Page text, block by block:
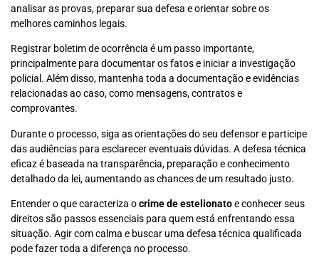
analisar as provas, preparar sua defesa e orientar sobre os
melhores caminhos legais.
Registrar boletim de ocorrência é um passo importante,
principalmente para documentar os fatos e iniciar a investigação
policial. Além disso, mantenha toda a documentação e evidências
relacionadas ao caso, como mensagens, contratos e
comprovantes.
Durante o processo, siga as orientações do seu defensor e participe
das audiências para esclarecer eventuais dúvidas. A defesa técnica
eficaz é baseada na transparência, preparação e conhecimento
detalhado da lei, aumentando as chances de um resultado justo.
Entender o que caracteriza ocrime de estelionatoe conhecer seus
direitos são passos essenciais para quem está enfrentando essa
situação. Agir com calma e buscar uma defesa técnica qualificada
pode fazer toda a diferença no processo.